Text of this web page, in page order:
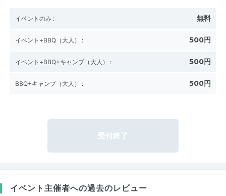
イベントのみ : 無料
イベント+BBQ（大人） : 500円
イベント+BBQ+キャンプ（大人） : 500円
BBQ+キャンプ（大人） : 500円
受付終了
イベント主催者への過去のレビュー